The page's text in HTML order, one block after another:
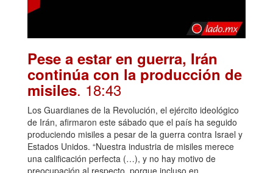
Pese a estar en guerra, Irán
continúa con la producción de
misiles. 18:43
Los Guardianes de la Revolución, el ejército ideológico
de Irán, afirmaron este sábado que el país ha seguido
produciendo misiles a pesar de la guerra contra Israel y
Estados Unidos. “Nuestra industria de misiles merece
una calificación perfecta (…), y no hay motivo de
preocupación al respecto, porque incluso en